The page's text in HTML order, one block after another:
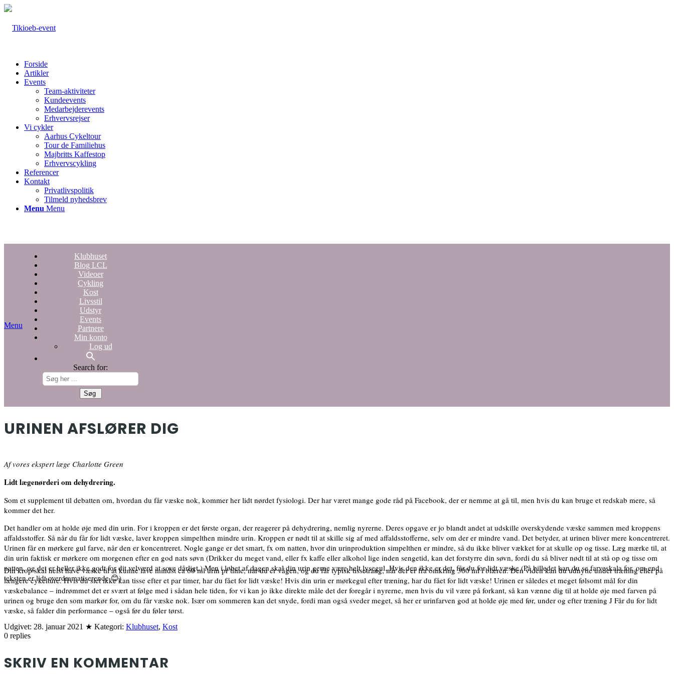
Forside
Artikler
Events
Team-aktiviteter
Kundeevents
Medarbejderevents
Erhvervsrejser
Vi cykler
Aarhus Cykeltour
Tour de Familiehus
Majbritts Kaffestop
Erhvervscykling
Referencer
Kontakt
Privatlivspolitik
Tilmeld nyhedsbrev
Menu Menu
Menu
Klubhuset
Blog LCL
Videoer
Cykling
Kost
Livsstil
Udstyr
Events
Partnere
Min konto
Log ud
Search for:
URINEN AFSLØRER DIG
Af vores ekspert læge Charlotte Green
Lidt lægenørderi om dehydrering.
Som et supplement til debatten om, hvordan du får væske nok, kommer her lidt nørdet fysiologi. Der har været mange gode råd på Facebook, der er nemme at gå til, men hvis du kan bruge et redskab mere, så
kommer det her.
Det handler om at holde øje med din urin. For i kroppen er det første organ, der reagerer på dehydrering, nemlig nyrerne. Deres opgave er jo blandt andet at udskille overskydende væske sammen med kroppens
affaldsstoffer. Så når du får for lidt væske, laver kroppen simpelthen mindre urin. Kroppen er nødt til at skille sig af med affaldsstofferne, selv om der er mindre vand. Det betyder, at urinen bliver mere koncentreret.
Urinen får en mørkere gul farve, når den er koncentreret. Nogle gange er det smart, fx om natten, hvor din urinproduktion simpelthen er mindre, så du ikke bliver vækket for at skulle op og tisse. Læg mærke til, at
din urin faktisk er mørkere om morgenen efter en god nats søvn (Drikker du meget vand, eller fx kaffe eller alkohol lige inden sengetid, kan det forstyrre din søvn, fordi du så bliver nødt til at stå op og tisse om
natten, og det er heller ikke godt for dit velværd at sove dårligt.) Men i løbet af dagen skal din urin gerne være helt lysegul. Hvis den ikke er det, får du for lidt væske (På billedet kan du se farveskala for, om end
teksten er lidt overdramatiserende 😊)
Din krop skal helst have væske til at kunne lave mindst ca 60 ml urin pr time, når du er vågen, og du får typisk tissetrang, når der er fra omkring 300 ml i blæren. Den viden kan du udnytte under træning eller på
længere cykelture. Hvis du slet ikke kan tisse efter et par timer, har du fået for lidt væske! Hvis din urin er mørkegul efter træning, har du fået for lidt væske! Urinen er således et meget følsomt mål for din
væskebalance – indrømmet det er svært at følge med i sådan hele tiden, for vi kan jo ikke direkte måle det der foregår i nyrerne, men hvis du vil være på forkant, så kan vænne dig til at holde øje med farven på
urinen og bruge den som markør for, om du får væske nok. Især om sommeren kan det snyde, fordi man også sveder meget, så her er urinfarven god at holde øje med før, under og efter træning J Får du for lidt
væske, så falder din performance – også før du føler tørst.
Udgivet: 28. januar 2021 ★ Kategori: Klubhuset, Kost
0 replies
SKRIV EN KOMMENTAR